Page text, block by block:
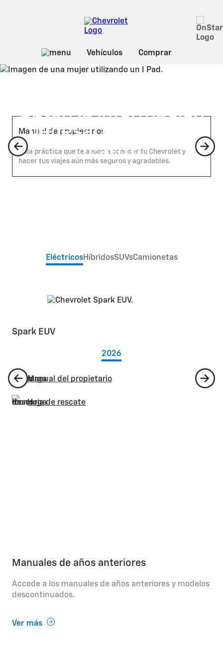
Obtén la información
necesaria sobre tu
carro
Manual de propietarios
Guía práctica que te ayuda a conocer tu Chevrolet y
hacer tus viajes aún más seguros y agradables.
EléctricosHíbridosSUVsCamionetas
Spark EUV
2026
Manual del propietario
Hoja de rescate
Manuales de años anteriores
Accede a los manuales de años anteriores y modelos
descontinuados.
Ver más